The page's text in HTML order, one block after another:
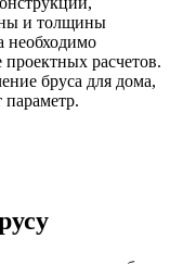
и толщины
необходимо
проектных расчетов.
бруса для дома,
параметр.